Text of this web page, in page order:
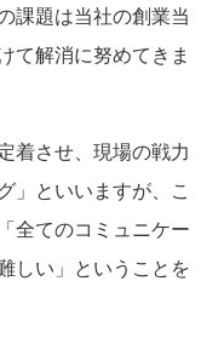
課題は当社の創業当
て解消に努めてきま
着させ、現場の戦力
」といいますが、こ
全てのコミュニケー
しい」ということを